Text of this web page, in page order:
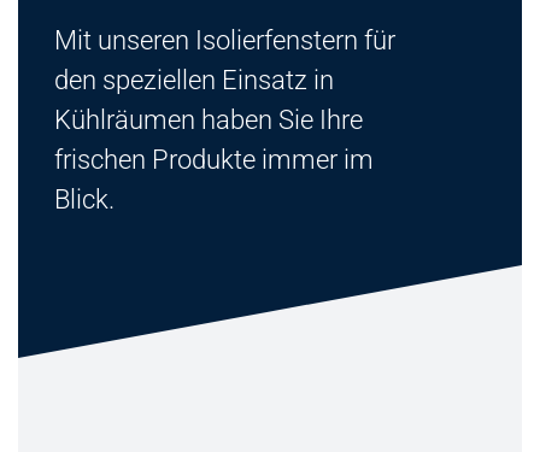
Mit unseren Isolierfenstern für
den speziellen Einsatz in
Kühlräumen haben Sie Ihre
frischen Produkte immer im
Blick.